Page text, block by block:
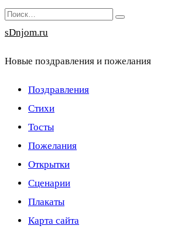
Перейти
к
Search
for:
sDnjom.ru
Новые поздравления и пожелания
Поздравления
Стихи
Тосты
Пожелания
Открытки
Сценарии
Плакаты
Карта сайта